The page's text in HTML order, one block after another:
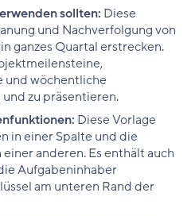
sollten: Diese
und Nachverfolgung von
ganzes Quartal erstrecken.
und wöchentliche
zu präsentieren.
Diese Vorlage
in einer Spalte und die
anderen. Es enthält auch
Aufgabeninhaber
am unteren Rand der